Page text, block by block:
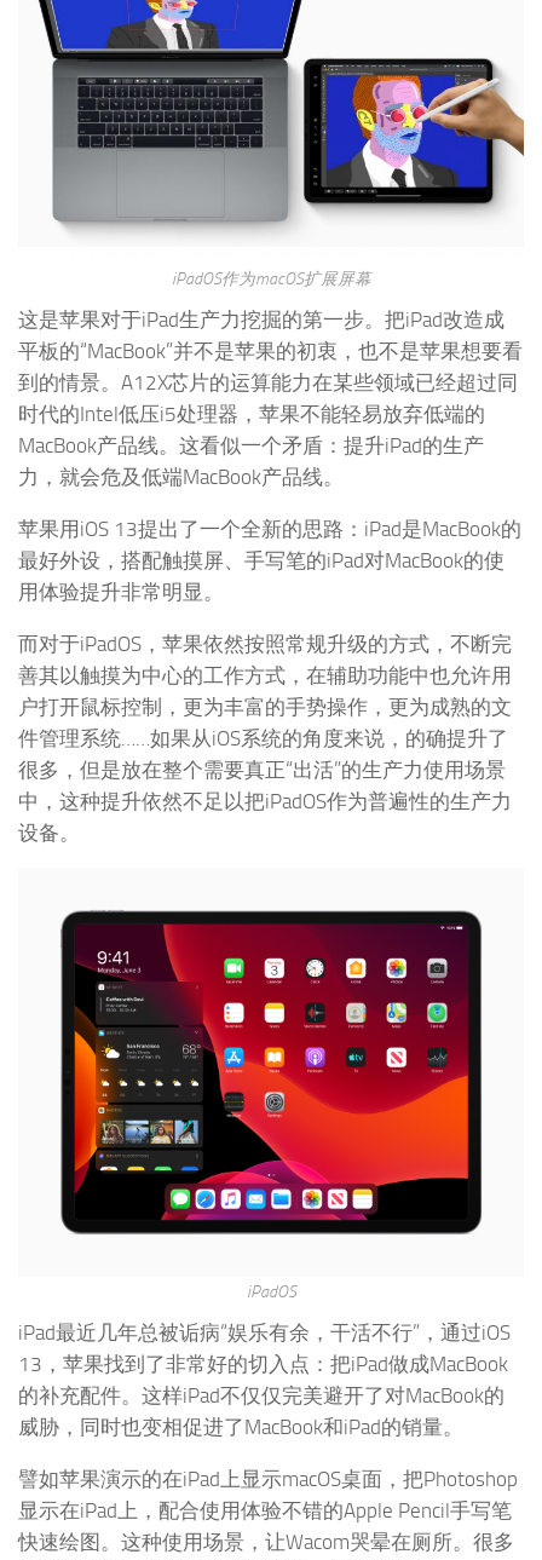
iPadOS作为macOS扩展屏幕
这是苹果对于iPad生产力挖掘的第一步。把iPad改造成
平板的“MacBook”并不是苹果的初衷，也不是苹果想要看
到的情景。A12X芯片的运算能力在某些领域已经超过同
时代的Intel低压i5处理器，苹果不能轻易放弃低端的
MacBook产品线。这看似一个矛盾：提升iPad的生产
力，就会危及低端MacBook产品线。
苹果用iOS 13提出了一个全新的思路：iPad是MacBook的
最好外设，搭配触摸屏、手写笔的iPad对MacBook的使
用体验提升非常明显。
而对于iPadOS，苹果依然按照常规升级的方式，不断完
善其以触摸为中心的工作方式，在辅助功能中也允许用
户打开鼠标控制，更为丰富的手势操作，更为成熟的文
件管理系统……如果从iOS系统的角度来说，的确提升了
很多，但是放在整个需要真正“出活”的生产力使用场景
中，这种提升依然不足以把iPadOS作为普遍性的生产力
设备。
iPadOS
iPad最近几年总被诟病“娱乐有余，干活不行”，通过iOS
13，苹果找到了非常好的切入点：把iPad做成MacBook
的补充配件。这样iPad不仅仅完美避开了对MacBook的
威胁，同时也变相促进了MacBook和iPad的销量。
譬如苹果演示的在iPad上显示macOS桌面，把Photoshop
显示在iPad上，配合使用体验不错的Apple Pencil手写笔
快速绘图。这种使用场景，让Wacom哭晕在厕所。很多